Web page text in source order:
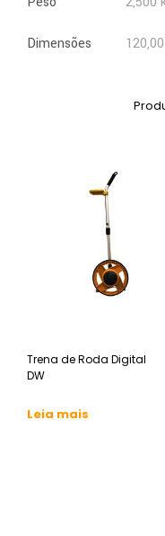
Dimensões
Trena de Roda Digital
DW
Leia mais